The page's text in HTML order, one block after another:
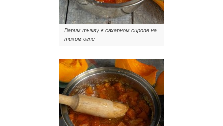
Варим тыкву в сахарном сиропе на
тихом огне